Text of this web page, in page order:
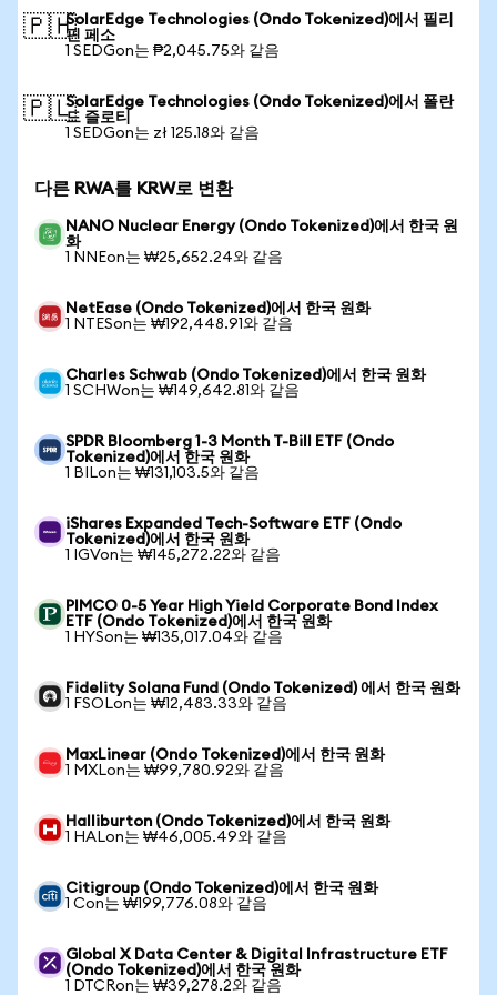
🇵🇭SolarEdge Technologies (Ondo Tokenized)에서 필리
핀 페소
1 SEDGon는 ₱2,045.75와 같음
🇵🇱SolarEdge Technologies (Ondo Tokenized)에서 폴란
드 즐로티
1 SEDGon는 zł 125.18와 같음
다른 RWA를 KRW로 변환
NANO Nuclear Energy (Ondo Tokenized)에서 한국 원
화
1 NNEon는 ₩25,652.24와 같음
NetEase (Ondo Tokenized)에서 한국 원화
1 NTESon는 ₩192,448.91와 같음
Charles Schwab (Ondo Tokenized)에서 한국 원화
1 SCHWon는 ₩149,642.81와 같음
SPDR Bloomberg 1-3 Month T-Bill ETF (Ondo
Tokenized)에서 한국 원화
1 BILon는 ₩131,103.5와 같음
iShares Expanded Tech-Software ETF (Ondo
Tokenized)에서 한국 원화
1 IGVon는 ₩145,272.22와 같음
PIMCO 0-5 Year High Yield Corporate Bond Index
ETF (Ondo Tokenized)에서 한국 원화
1 HYSon는 ₩135,017.04와 같음
Fidelity Solana Fund (Ondo Tokenized) 에서 한국 원화
1 FSOLon는 ₩12,483.33와 같음
MaxLinear (Ondo Tokenized)에서 한국 원화
1 MXLon는 ₩99,780.92와 같음
Halliburton (Ondo Tokenized)에서 한국 원화
1 HALon는 ₩46,005.49와 같음
Citigroup (Ondo Tokenized)에서 한국 원화
1 Con는 ₩199,776.08와 같음
Global X Data Center & Digital Infrastructure ETF
(Ondo Tokenized)에서 한국 원화
1 DTCRon는 ₩39,278.2와 같음